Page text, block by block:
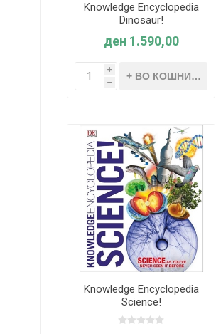
Knowledge Encyclopedia
Dinosaur!
ден 1.590,00
i
h
Knowledge Encyclopedia
Science!